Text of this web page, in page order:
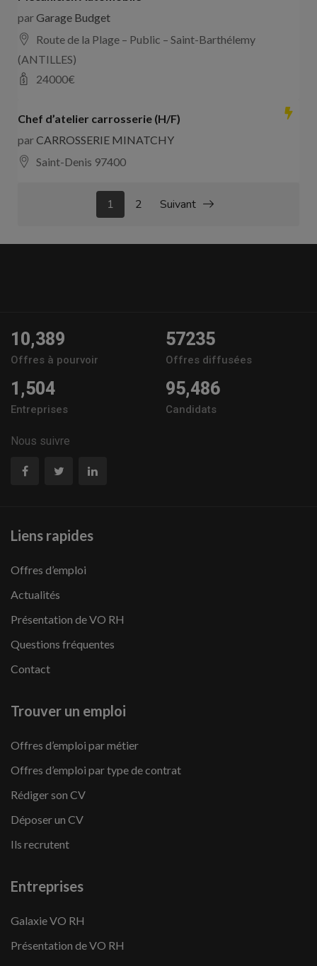
parGarage Budget
Route de la Plage – Public – Saint-Barthélemy
(ANTILLES)
24000€
Chef d’atelier carrosserie (H/F)
parCARROSSERIE MINATCHY
Saint-Denis 97400
1 2 Suivant
10,389
Offres à pourvoir
57235
Offres diffusées
1,504
Entreprises
95,486
Candidats
Nous suivre
Liens rapides
Offres d’emploi
Actualités
Présentation de VO RH
Questions fréquentes
Contact
Trouver un emploi
Offres d’emploi par métier
Offres d’emploi par type de contrat
Rédiger son CV
Déposer un CV
Ils recrutent
Entreprises
Galaxie VO RH
Présentation de VO RH